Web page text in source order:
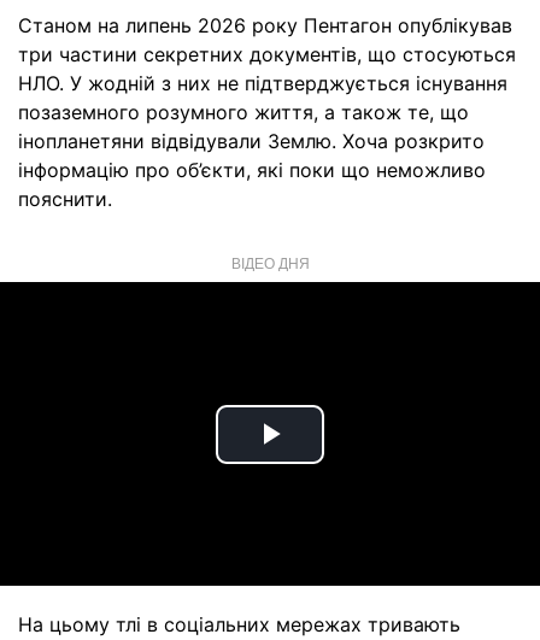
Станом на липень 2026 року Пентагон опублікував
три частини секретних документів, що стосуються
НЛО. У жодній з них не підтверджується існування
позаземного розумного життя, а також те, що
інопланетяни відвідували Землю. Хоча розкрито
інформацію про об’єкти, які поки що неможливо
пояснити.
ВІДЕО ДНЯ
Play
На цьому тлі в соціальних мережах тривають